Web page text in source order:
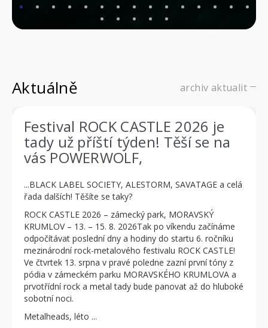
Aktuálně archiv aktualit
Festival ROCK CASTLE 2026 je
tady už příští týden! Těší se na
vás POWERWOLF,
...BLACK LABEL SOCIETY, ALESTORM, SAVATAGE a celá
řada dalších! Těšíte se taky?
ROCK CASTLE 2026 – zámecký park, MORAVSKÝ
KRUMLOV – 13. – 15. 8. 2026Tak po víkendu začínáme
odpočítávat poslední dny a hodiny do startu 6. ročníku
mezinárodní rock-metalového festivalu ROCK CASTLE!
Ve čtvrtek 13. srpna v pravé poledne zazní první tóny z
pódia v zámeckém parku MORAVSKÉHO KRUMLOVA a
prvotřídní rock a metal tady bude panovat až do hluboké
sobotní noci.
Metalheads, léto ...